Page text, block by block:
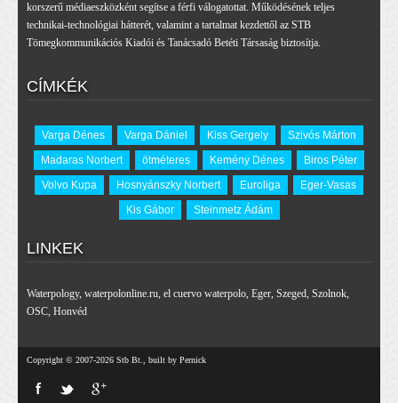
korszerű médiaeszközként segítse a férfi válogatottat. Működésének teljes
technikai-technológiai hátterét, valamint a tartalmat kezdettől az STB
Tömegkommunikációs Kiadói és Tanácsadó Betéti Társaság biztosítja.
CÍMKÉK
Varga Dénes Varga Dániel Kiss Gergely
Szivós Márton
Madaras Norbert
ötméteres Kemény Dénes
Biros Péter
Volvo Kupa
Hosnyánszky Norbert Euroliga
Eger-Vasas
Kis Gábor
Steinmetz Ádám
LINKEK
Waterpology, waterpolonline.ru, el cuervo waterpolo, Eger, Szeged, Szolnok,
OSC, Honvéd
Copyright © 2007-2026 Stb Bt., built by Pernick